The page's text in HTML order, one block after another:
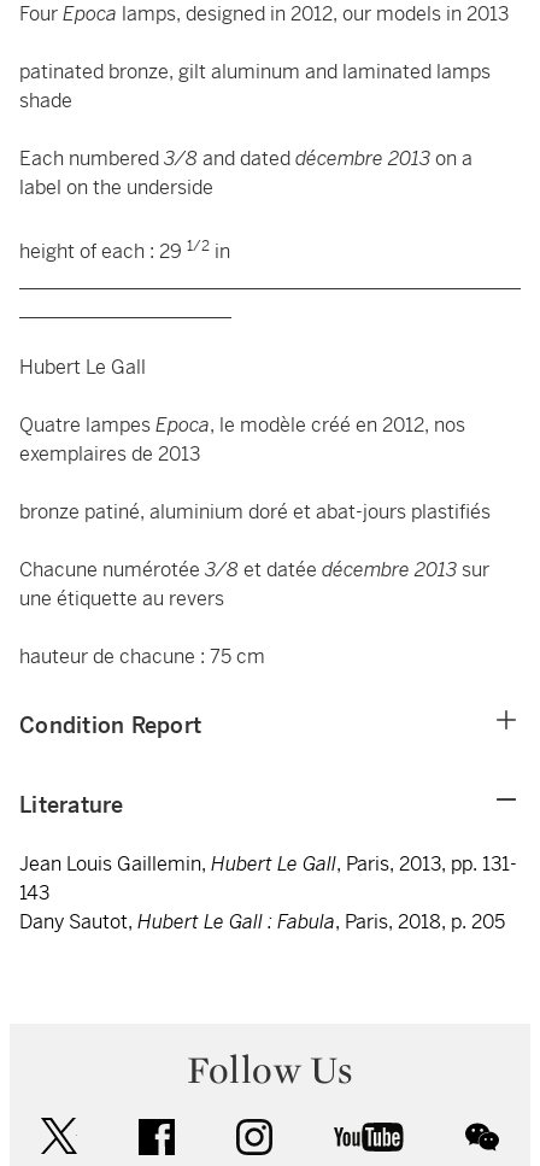
FourEpoca lamps, designed in 2012, our models in 2013
patinated bronze, gilt aluminum and laminated lamps
shade
Each numbered3/8 and dateddécembre 2013on a
label on the underside
height of each : 29 1/2 in
Hubert Le Gall
Quatre lampesEpoca, le modèle créé en 2012, nos
exemplaires de 2013
bronze patiné, aluminium doré et abat-jours plastifiés
Chacune numérotée 3/8 et datée décembre 2013 sur
une étiquette au revers
hauteur de chacune : 75 cm
Condition Report
Literature
Jean Louis Gaillemin, Hubert Le Gall, Paris, 2013, pp. 131-
143
Dany Sautot, Hubert Le Gall : Fabula, Paris, 2018, p. 205
Follow Us
facebook instagram youtube